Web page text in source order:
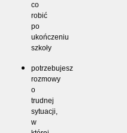
co
robić
po
ukończeniu
szkoły
potrzebujesz
rozmowy
o
trudnej
sytuacji,
w